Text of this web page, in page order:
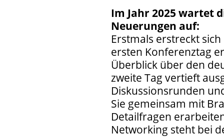
Im Jahr 2025 wartet
Neuerungen auf:
Erstmals erstreckt
ersten Konferenztag
Überblick über den
zweite Tag vertieft
Diskussionsrunden
Sie gemeinsam mit
Detailfragen
Networking steht bei